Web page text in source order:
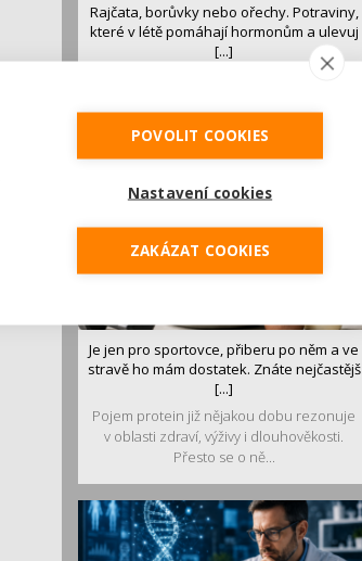
Rajčata, borůvky nebo ořechy. Potraviny,
které v létě pomáhají hormonům a ulevuj
[...]
luštěniny jsou práv...
Je jen pro sportovce, přiberu po něm a ve
stravě ho mám dostatek. Znáte nejčastějš
[...]
Pojem protein již nějakou dobu rezonuje
v oblasti zdraví, výživy i dlouhověkosti.
Přesto se o ně...
POVOLIT COOKIES
Nastavení cookies
ZAKÁZAT COOKIES